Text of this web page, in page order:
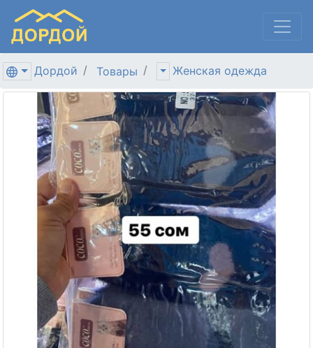
Дордой Товары Женская одежда